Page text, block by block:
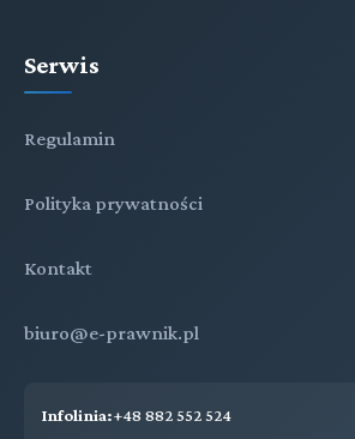
Serwis
Regulamin
Polityka prywatności
Kontakt
biuro@e-prawnik.pl
Infolinia:+48 882 552 524